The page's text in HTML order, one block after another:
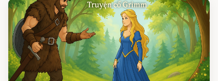
đang đi về hướng một căn nhà nhỏ, hoàng tử
rảo bước theo sau.